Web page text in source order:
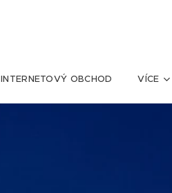
INTERNETOVÝ OBCHOD VÍCE